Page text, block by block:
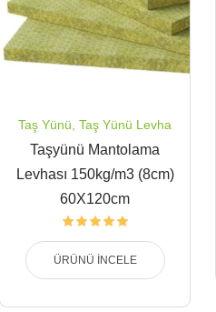
Taş Yünü ,Taş Yünü Levha
Taşyünü Mantolama
Levhası 150kg/m3 (8cm)
60X120cm
ÜRÜNÜ İNCELE